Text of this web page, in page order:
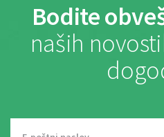
Bodite
naših